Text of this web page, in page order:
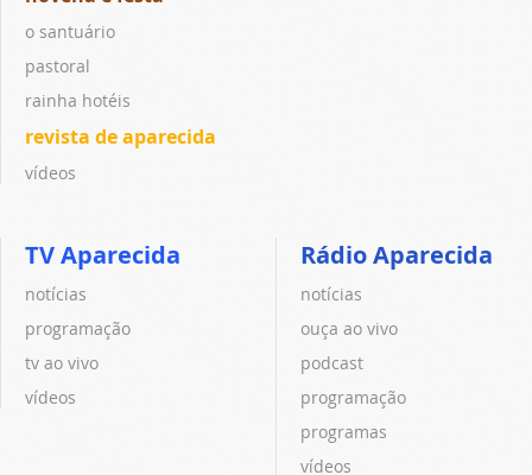
o santuário
pastoral
rainha hotéis
revista de aparecida
vídeos
TV Aparecida
notícias
programação
tv ao vivo
vídeos
Rádio Aparecida
notícias
ouça ao vivo
podcast
programação
programas
vídeos